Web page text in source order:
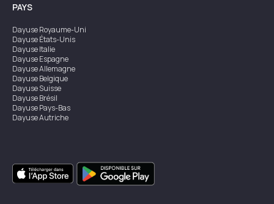
PAYS
DayuseRoyaume-Uni
DayuseÉtats-Unis
DayuseItalie
DayuseEspagne
DayuseAllemagne
DayuseBelgique
DayuseSuisse
DayuseBrésil
DayusePays-Bas
DayuseAutriche
DayuseSingapour
DayuseSuède
DayuseThaïlande